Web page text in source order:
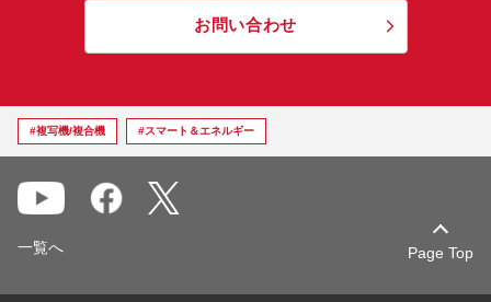
お問い合わせ
#複写機/複合機 #スマート＆エネルギー
Page Top
一覧へ